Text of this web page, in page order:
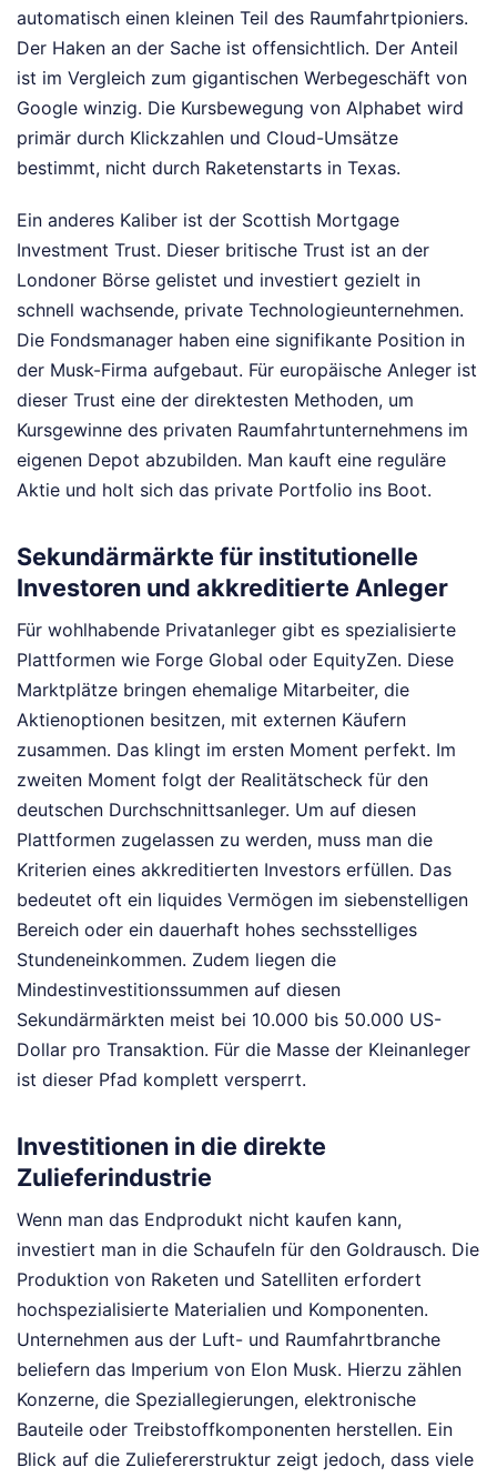
automatisch einen kleinen Teil des Raumfahrtpioniers.
Der Haken an der Sache ist offensichtlich. Der Anteil
ist im Vergleich zum gigantischen Werbegeschäft von
Google winzig. Die Kursbewegung von Alphabet wird
primär durch Klickzahlen und Cloud-Umsätze
bestimmt, nicht durch Raketenstarts in Texas.
Ein anderes Kaliber ist der Scottish Mortgage
Investment Trust. Dieser britische Trust ist an der
Londoner Börse gelistet und investiert gezielt in
schnell wachsende, private Technologieunternehmen.
Die Fondsmanager haben eine signifikante Position in
der Musk-Firma aufgebaut. Für europäische Anleger ist
dieser Trust eine der direktesten Methoden, um
Kursgewinne des privaten Raumfahrtunternehmens im
eigenen Depot abzubilden. Man kauft eine reguläre
Aktie und holt sich das private Portfolio ins Boot.
Sekundärmärkte für institutionelle
Investoren und akkreditierte Anleger
Für wohlhabende Privatanleger gibt es spezialisierte
Plattformen wie Forge Global oder EquityZen. Diese
Marktplätze bringen ehemalige Mitarbeiter, die
Aktienoptionen besitzen, mit externen Käufern
zusammen. Das klingt im ersten Moment perfekt. Im
zweiten Moment folgt der Realitätscheck für den
deutschen Durchschnittsanleger. Um auf diesen
Plattformen zugelassen zu werden, muss man die
Kriterien eines akkreditierten Investors erfüllen. Das
bedeutet oft ein liquides Vermögen im siebenstelligen
Bereich oder ein dauerhaft hohes sechsstelliges
Stundeneinkommen. Zudem liegen die
Mindestinvestitionssummen auf diesen
Sekundärmärkten meist bei 10.000 bis 50.000 US-
Dollar pro Transaktion. Für die Masse der Kleinanleger
ist dieser Pfad komplett versperrt.
Investitionen in die direkte
Zulieferindustrie
Wenn man das Endprodukt nicht kaufen kann,
investiert man in die Schaufeln für den Goldrausch. Die
Produktion von Raketen und Satelliten erfordert
hochspezialisierte Materialien und Komponenten.
Unternehmen aus der Luft- und Raumfahrtbranche
beliefern das Imperium von Elon Musk. Hierzu zählen
Konzerne, die Speziallegierungen, elektronische
Bauteile oder Treibstoffkomponenten herstellen. Ein
Blick auf die Zuliefererstruktur zeigt jedoch, dass viele